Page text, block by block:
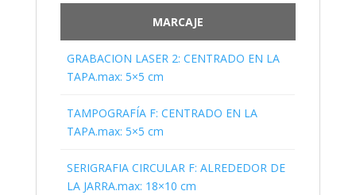
MARCAJE
GRABACION LASER 2: CENTRADO EN LA
TAPA.max: 5×5 cm
TAMPOGRAFÍA F: CENTRADO EN LA
TAPA.max: 5×5 cm
SERIGRAFIA CIRCULAR F: ALREDEDOR DE
LA JARRA.max: 18×10 cm